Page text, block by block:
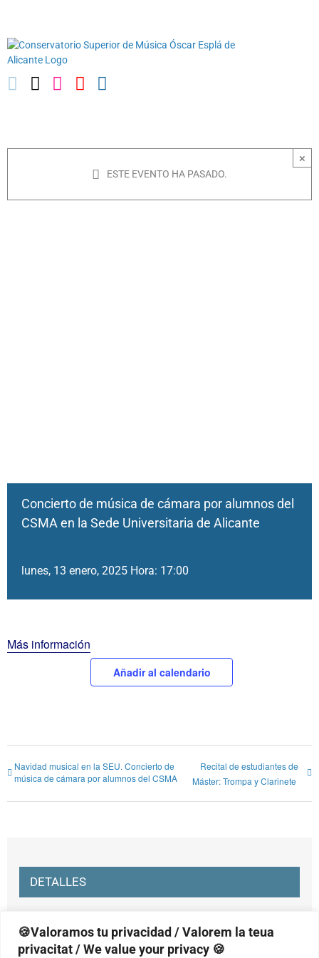
🍪Valoramos tu privacidad / Valorem la teua
privacitat / We value your privacy 🍪
contenido
×
ESTE EVENTO HA PASADO.
Concierto de música de cámara por alumnos del
CSMA en la Sede Universitaria de Alicante
lunes, 13 enero, 2025 Hora: 17:00
Más información
Añadir al calendario
Navidad musical en la SEU. Concierto de
música de cámara por alumnos del CSMA
Recital de estudiantes de
Máster: Trompa y Clarinete
DETALLES
Fecha:
lunes, 13 enero, 2025